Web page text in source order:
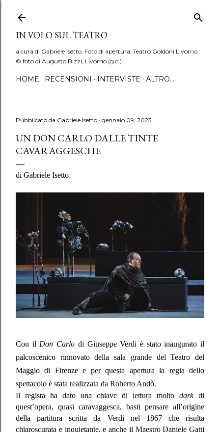
IN VOLO SUL TEATRO
a cura di Gabriele Isetto. Foto di apertura: Teatro Goldoni Livorno,
© foto di Augusto Bizzi, Livorno (g.c.)
HOME RECENSIONI INTERVISTE ALTRO…
Pubblicato da Gabriele Isetto gennaio 09, 2023
UN DON CARLO DALLE TINTE
CAVARAGGESCHE
di Gabriele Isetto
Con il Don Carlo di Giuseppe Verdi è stato inaugurato il
palcoscenico rinnovato della sala grande del Teatro del
Maggio di Firenze e per questa apertura la regia dello
spettacolo è stata realizzata da Roberto Andò.
Il regista ha dato una chiave di lettura molto darkdi
quest’opera, quasi caravaggesca, basti pensare all’origine
della partitura scritta da Verdi nel 1867 che risulta
chiaroscurata e inquietante, e anche il Maestro Daniele Gatti